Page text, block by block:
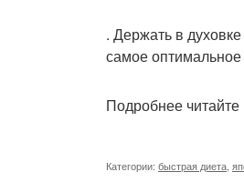
. Держать в
самое
Подробнее
Категории: быстрая диета